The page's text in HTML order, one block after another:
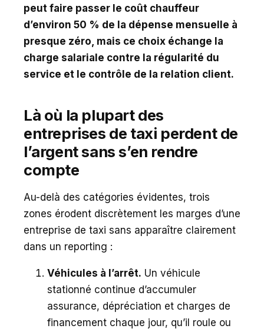
peut faire passer le coût chauffeur
d’environ 50 % de la dépense mensuelle à
presque zéro, mais ce choix échange la
charge salariale contre la régularité du
service et le contrôle de la relation client.
Là où la plupart des
entreprises de taxi perdent de
l’argent sans s’en rendre
compte
Au-delà des catégories évidentes, trois
zones érodent discrètement les marges d’une
entreprise de taxi sans apparaître clairement
dans un reporting :
Véhicules à l’arrêt. Un véhicule
stationné continue d’accumuler
assurance, dépréciation et charges de
financement chaque jour, qu’il roule ou